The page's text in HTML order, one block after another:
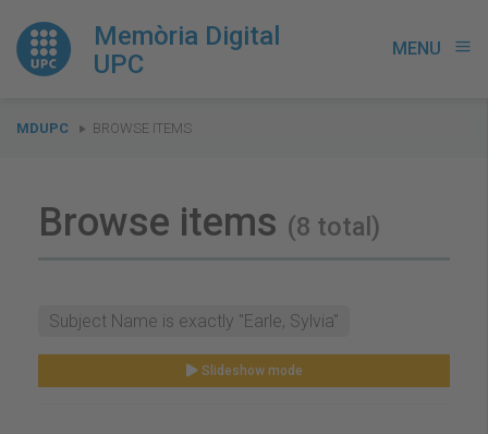
Memòria Digital
UPC
MENU menu
You
MDUPC BROWSE ITEMS
Browse items (8 total)
Subject Name is exactly "Earle, Sylvia"
Slideshow mode